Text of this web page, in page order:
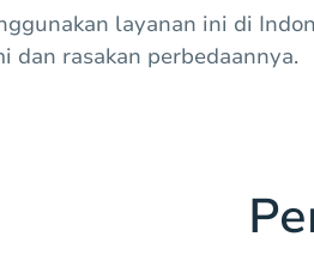
layanan ini di
dan rasakan perbedaannya.